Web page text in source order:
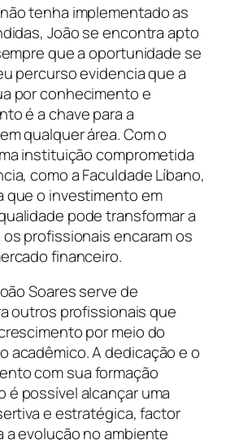
tenha implementado as
João se encontra apto
que a oportunidade se
percurso evidencia que a
por conhecimento e
é a chave para a
qualquer área. Com o
instituição comprometida
como a Faculdade Líbano,
que o investimento em
pode transformar a
profissionais encaram os
financeiro.
Soares serve de
outros profissionais que
por meio do
acadêmico. A dedicação e o
com sua formação
é possível alcançar uma
e estratégica, factor
a evolução no ambiente